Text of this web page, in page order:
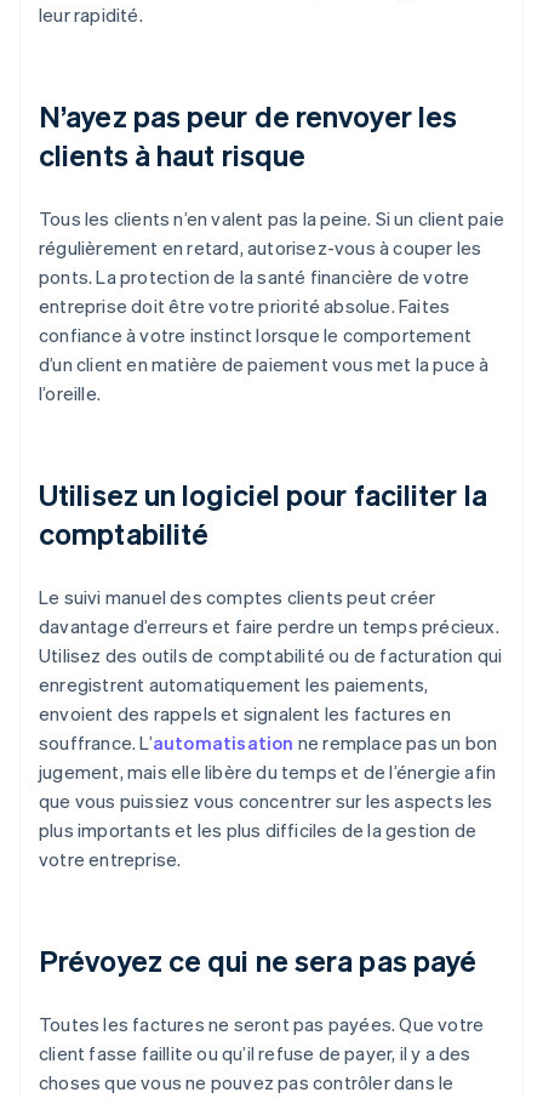
leur rapidité.
N’ayez pas peur de renvoyer les
clients à haut risque
Tous les clients n’en valent pas la peine. Si un client paie
régulièrement en retard, autorisez-vous à couper les
ponts. La protection de la santé financière de votre
entreprise doit être votre priorité absolue. Faites
confiance à votre instinct lorsque le comportement
d’un client en matière de paiement vous met la puce à
l’oreille.
Utilisez un logiciel pour faciliter la
comptabilité
Le suivi manuel des comptes clients peut créer
davantage d’erreurs et faire perdre un temps précieux.
Utilisez des outils de comptabilité ou de facturation qui
enregistrent automatiquement les paiements,
envoient des rappels et signalent les factures en
souffrance. L’automatisation ne remplace pas un bon
jugement, mais elle libère du temps et de l’énergie afin
que vous puissiez vous concentrer sur les aspects les
plus importants et les plus difficiles de la gestion de
votre entreprise.
Prévoyez ce qui ne sera pas payé
Toutes les factures ne seront pas payées. Que votre
client fasse faillite ou qu’il refuse de payer, il y a des
choses que vous ne pouvez pas contrôler dans le